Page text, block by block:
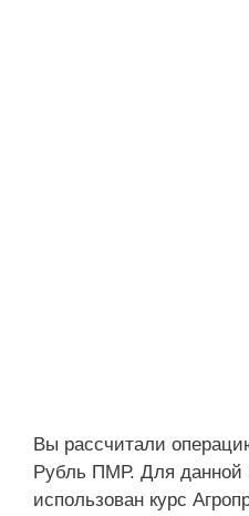
Вы рассчитали
Рубль ПМР. Для данной
использован курс